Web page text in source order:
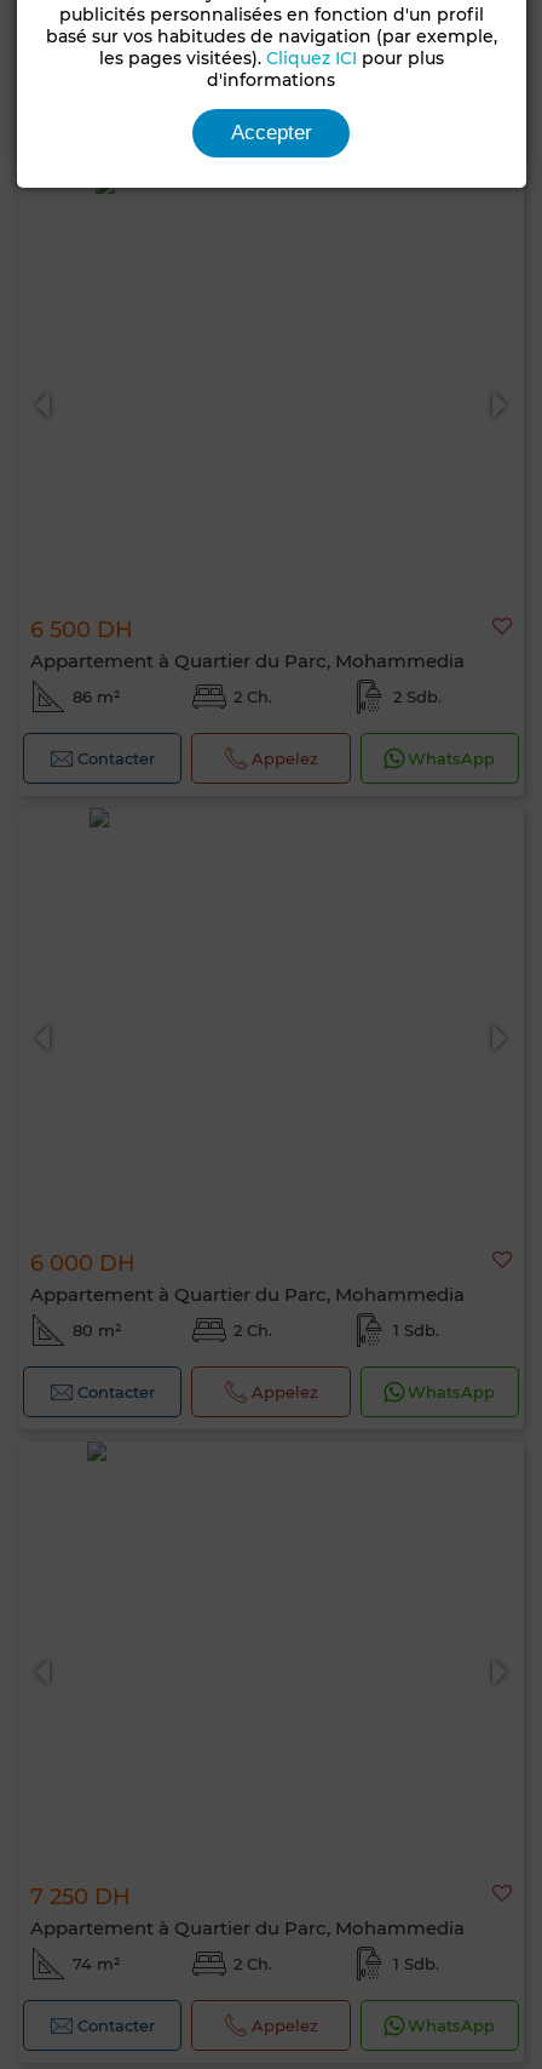
Appartement à Quartier du Parc, Mohammedia
80 m² 2 Ch. 1 Sdb.
Appelez
6 500 DH
Appartement à Quartier du Parc, Mohammedia
86 m² 2 Ch. 2 Sdb.
Contacter Appelez WhatsApp
6 000 DH
Appartement à Quartier du Parc, Mohammedia
80 m² 2 Ch. 1 Sdb.
Contacter Appelez WhatsApp
7 250 DH
Appartement à Quartier du Parc, Mohammedia
74 m² 2 Ch. 1 Sdb.
Contacter Appelez WhatsApp
publicités personnalisées en fonction d'un profil
basé sur vos habitudes de navigation (par exemple,
les pages visitées). Cliquez ICI pour plus
d'informations
Accepter